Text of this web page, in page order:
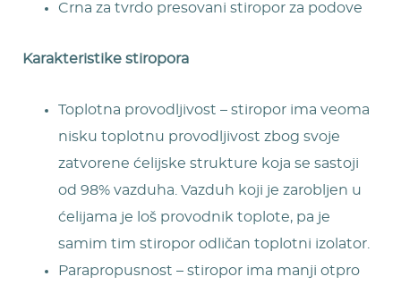
Crna za tvrdo presovani stiropor za podove
Karakteristike stiropora
Toplotna provodljivost – stiropor ima veoma
nisku toplotnu provodljivost zbog svoje
zatvorene ćelijske strukture koja se sastoji
od 98% vazduha. Vazduh koji je zarobljen u
ćelijama je loš provodnik toplote, pa je
samim tim stiropor odličan toplotni izolator.
Parapropusnost – stiropor ima manji otpro